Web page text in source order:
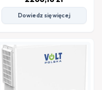
Dowiedz się więcej